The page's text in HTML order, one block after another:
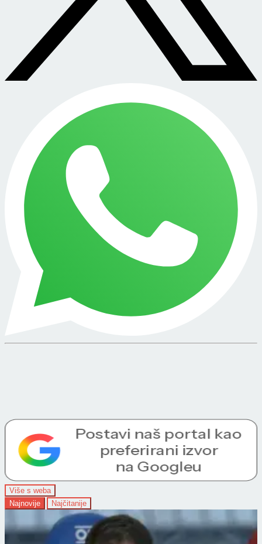
Više s weba
Najnovije
Najčitanije